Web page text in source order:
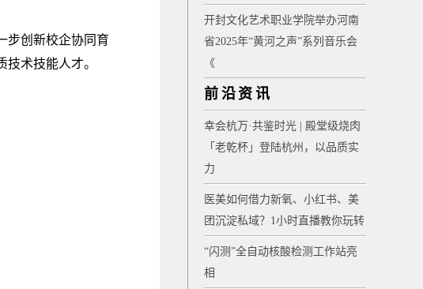
创新校企协同育
术技能人才。
开封文化艺术职业学院举办河南
省2025年“黄河之声”系列音乐会
《
前沿资讯
幸会杭万·共鉴时光 | 殿堂级烧肉
「老乾杯」登陆杭州，以品质实
力
医美如何借力新氧、小红书、美
团沉淀私域？1小时直播教你玩转
“闪测”全自动核酸检测工作站亮
相